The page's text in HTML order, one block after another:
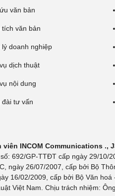
văn bản
tích văn bản
lý doanh nghiệp
dịch thuật
nội dung
đài tư vấn
INCOM Communications .,
692/GP-TTĐT cấp ngày 29/10/
ngày 26/07/2007, cấp bởi Bộ
16/02/2009, cấp bởi Bộ Văn hoá
Việt Nam. Chịu trách nhiệm: